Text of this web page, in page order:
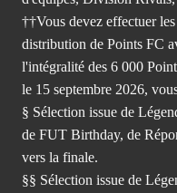
††Vous devez effectuer
distribution de Points FC
l'intégralité des 6 000
le 15 septembre 2026,
§ Sélection issue de
de FUT Birthday, de
vers la finale.
§§ Sélection issue de